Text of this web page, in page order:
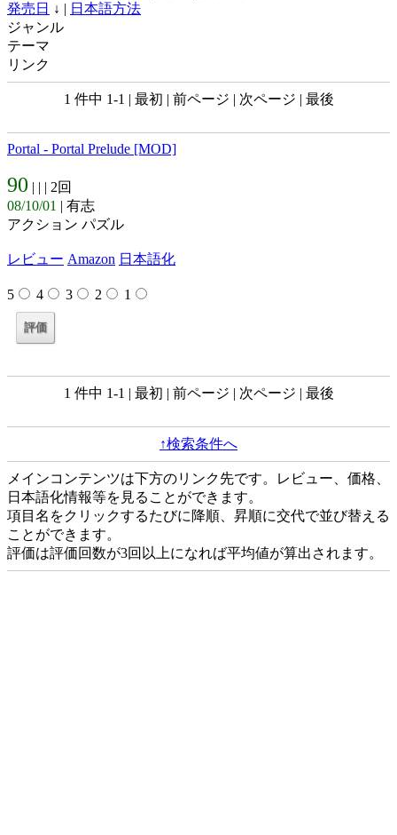
発売日 ↓ | 日本語方法
ジャンル
テーマ
リンク
1 件中 1-1 | 最初 | 前ページ | 次ページ | 最後
Portal - Portal Prelude [MOD]
90 | | | 2回
08/10/01 | 有志
アクション パズル
レビュー Amazon 日本語化
5 4 3 2 1
1 件中 1-1 | 最初 | 前ページ | 次ページ | 最後
↑検索条件へ
メインコンテンツは下方のリンク先です。レビュー、価格、
日本語化情報等を見ることができます。
項目名をクリックするたびに降順、昇順に交代で並び替える
ことができます。
評価は評価回数が3回以上になれば平均値が算出されます。